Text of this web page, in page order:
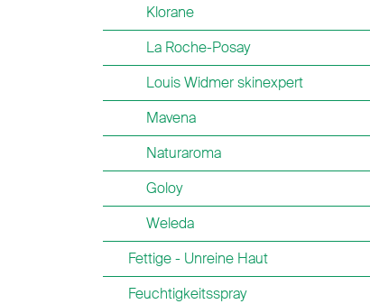
Klorane
La Roche-Posay
Louis Widmer skinexpert
Mavena
Naturaroma
Goloy
Weleda
Fettige - Unreine Haut
Feuchtigkeitsspray